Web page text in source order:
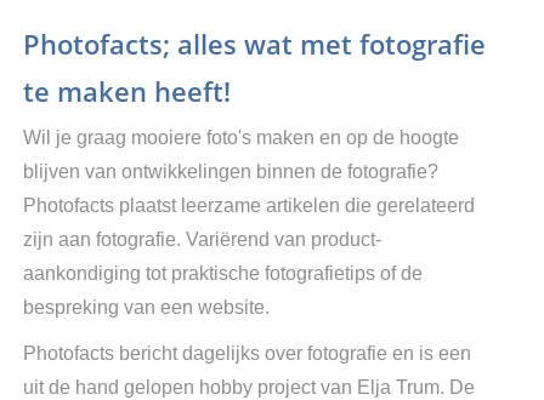
Photofacts; alles wat met fotografie
te maken heeft!
Wil je graag mooiere foto's maken en op de hoogte
blijven van ontwikkelingen binnen de fotografie?
Photofacts plaatst leerzame artikelen die gerelateerd
zijn aan fotografie. Variërend van product-
aankondiging tot praktische fotografietips of de
bespreking van een website.
Photofacts bericht dagelijks over fotografie en is een
uit de hand gelopen hobby project van Elja Trum. De